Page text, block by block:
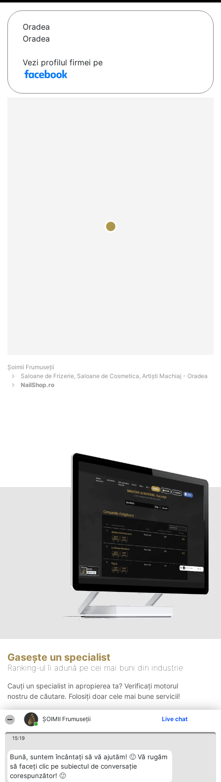
ȘOIMII Frumuseții Live chat
15:19
Bună, suntem încântați să vă ajutăm! 🙂 Vă rugăm
să faceți clic pe subiectul de conversație
corespunzător! 🙂
Oradea
Oradea
Vezi profilul firmei pe
Șoimii Frumuseții
Saloane de Frizerie, Saloane de Cosmetica, Artiști Machiaj - Oradea
NailShop.ro
Gasește un specialist
Ranking-ul îi adună pe cei mai buni din industrie
Cauți un specialist in apropierea ta? Verificați motorul
nostru de căutare. Folosiți doar cele mai bune servicii!